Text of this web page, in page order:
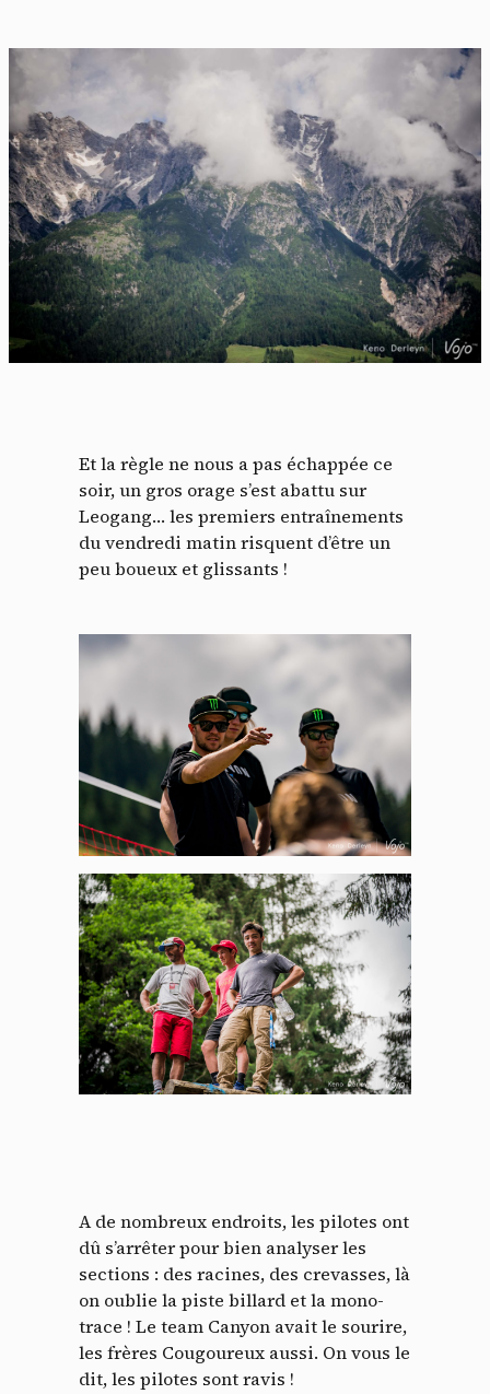
Et la règle ne nous a pas échappée ce
soir, un gros orage s’est abattu sur
Leogang… les premiers entraînements
du vendredi matin risquent d’être un
peu boueux et glissants !
A de nombreux endroits, les pilotes ont
dû s’arrêter pour bien analyser les
sections : des racines, des crevasses, là
on oublie la piste billard et la mono-
trace ! Le team Canyon avait le sourire,
les frères Cougoureux aussi. On vous le
dit, les pilotes sont ravis !